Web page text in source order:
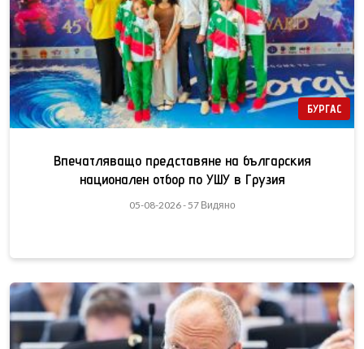
БУРГАС
Впечатляващо представяне на българския
национален отбор по УШУ в Грузия
05-08-2026 - 57 Видяно